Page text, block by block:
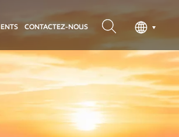
CONTACTEZ-NOUS